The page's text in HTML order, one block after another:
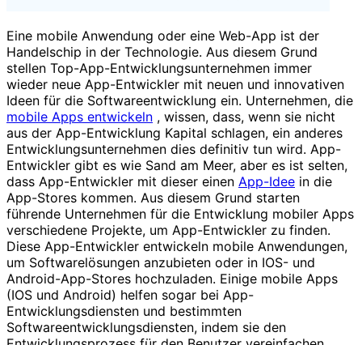
Eine mobile Anwendung oder eine Web-App ist der
Handelschip in der Technologie. Aus diesem Grund
stellen Top-App-Entwicklungsunternehmen immer
wieder neue App-Entwickler mit neuen und innovativen
Ideen für die Softwareentwicklung ein. Unternehmen, die
mobile Apps entwickeln , wissen, dass, wenn sie nicht
aus der App-Entwicklung Kapital schlagen, ein anderes
Entwicklungsunternehmen dies definitiv tun wird. App-
Entwickler gibt es wie Sand am Meer, aber es ist selten,
dass App-Entwickler mit dieser einen App-Idee in die
App-Stores kommen. Aus diesem Grund starten
führende Unternehmen für die Entwicklung mobiler Apps
verschiedene Projekte, um App-Entwickler zu finden.
Diese App-Entwickler entwickeln mobile Anwendungen,
um Softwarelösungen anzubieten oder in IOS- und
Android-App-Stores hochzuladen. Einige mobile Apps
(IOS und Android) helfen sogar bei App-
Entwicklungsdiensten und bestimmten
Softwareentwicklungsdiensten, indem sie den